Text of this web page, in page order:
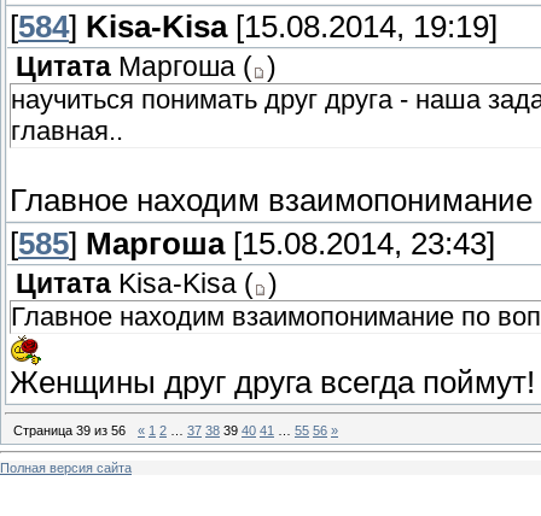
[584] Kisa-Kisa[15.08.2014, 19:19]
Цитата Маргоша ( )
научиться понимать друг друга - наша
главная..
Главное находим
[585] Маргоша[15.08.2014, 23:43]
Цитата Kisa-Kisa ( )
Главное находим взаимопонимание по
Женщины друг друга всегда
Страница 39 из 56 « 1 2 37 38 39 40 41 55 56 »
Полная версия сайта